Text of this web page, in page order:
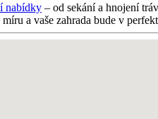
nabídky – od sekání a hnojení
a vaše zahrada bude v